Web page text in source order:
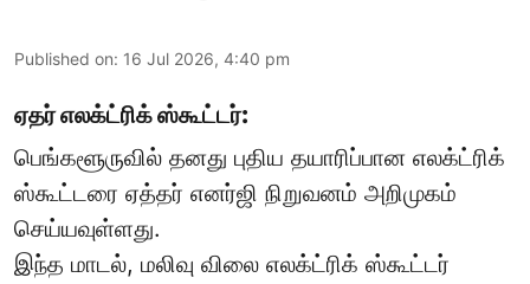
Published on: 16 Jul 2026, 4:40 pm
ஏதர் எலக்ட்ரிக் ஸ்கூட்டர்:
பெங்களூருவில் தனது புதிய தயாரிப்பான எலக்ட்ரிக்
ஸ்கூட்டரை ஏத்தர் எனர்ஜி நிறுவனம் அறிமுகம்
செய்யவுள்ளது.
இந்த மாடல், மலிவு விலை எலக்ட்ரிக் ஸ்கூட்டர்